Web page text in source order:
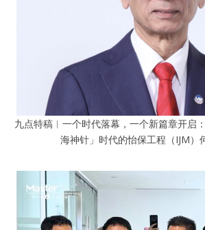
九点特稿︱一个时代落幕，一个新篇章开启
海神针」时代的怡保工程（IJM）